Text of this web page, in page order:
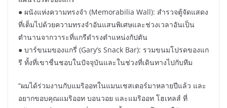
● ผนังแห่งความทรงจำ (Memorabilia Wall): สำรวจตู้จัดแสดง
ที่เต็มไปด้วยความทรงจำอันแสนพิเศษและช่วงเวลาอันเป็น
ตำนานจากวาระที่แกรีดำรงตำแหน่งกัปตัน
● บาร์ขนมของแกรี่ (Gary’s Snack Bar): รวมขนมโปรดของแก
รี ทั้งที่เขาชื่นชอบในปัจจุบันและในช่วงที่เดินทางไปกับทีม
“ผมได้ร่วมงานกับแมริออทในแมนเชสเตอร์มาหลายปีแล้ว และ
อยากขอบคุณแมริออท บอนวอย และแมริออท โฮเทลส์ ที่